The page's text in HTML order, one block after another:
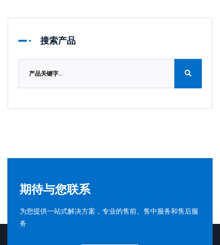
搜索产品
期待与您联系
为您提供一站式解决方案，专业的售前、售中服务和售后服
务